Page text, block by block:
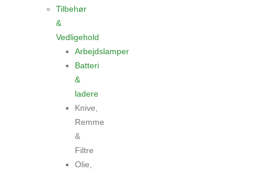
Tilbehør
&
Vedligehold
Arbejdslamper
Batteri
&
ladere
Knive,
Remme
&
Filtre
Olie,